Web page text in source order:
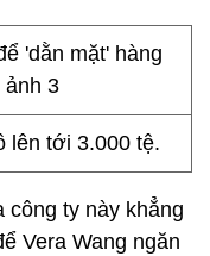
lên tới 3.000 tệ.
ty này khẳng
Vera Wang ngăn